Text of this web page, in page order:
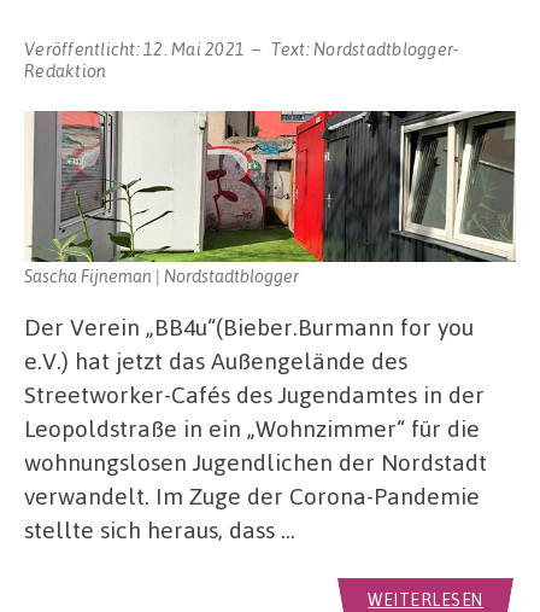
Veröffentlicht: 12. Mai 2021 Text: Nordstadtblogger-
Redaktion
Sascha Fijneman | Nordstadtblogger
Der Verein „BB4u“(Bieber.Burmann for you
e.V.) hat jetzt das Außengelände des
Streetworker-Cafés des Jugendamtes in der
Leopoldstraße in ein „Wohnzimmer“ für die
wohnungslosen Jugendlichen der Nordstadt
verwandelt. Im Zuge der Corona-Pandemie
stellte sich heraus, dass …
WEITERLESEN